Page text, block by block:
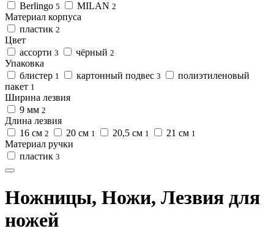
Berlingo 5 MILAN 2
Материал корпуса
пластик 2
Цвет
ассорти 3 чёрный 2
Упаковка
блистер 1 картонный подвес 3
полиэтиленовый
пакет 1
Ширина лезвия
9 мм 2
Длина лезвия
16 см 2 20 см 1 20,5 см 1 21 см 1
Материал ручки
пластик 3
Ножницы, Ножи, Лезвия для
ножей